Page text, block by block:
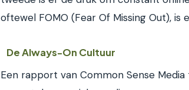
oftewel FOMO (Fear Of Missing Out), is
De Always-On Cultuur
Een rapport van Common Sense